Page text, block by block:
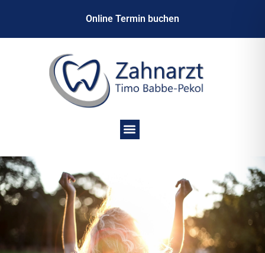
Online Termin buchen